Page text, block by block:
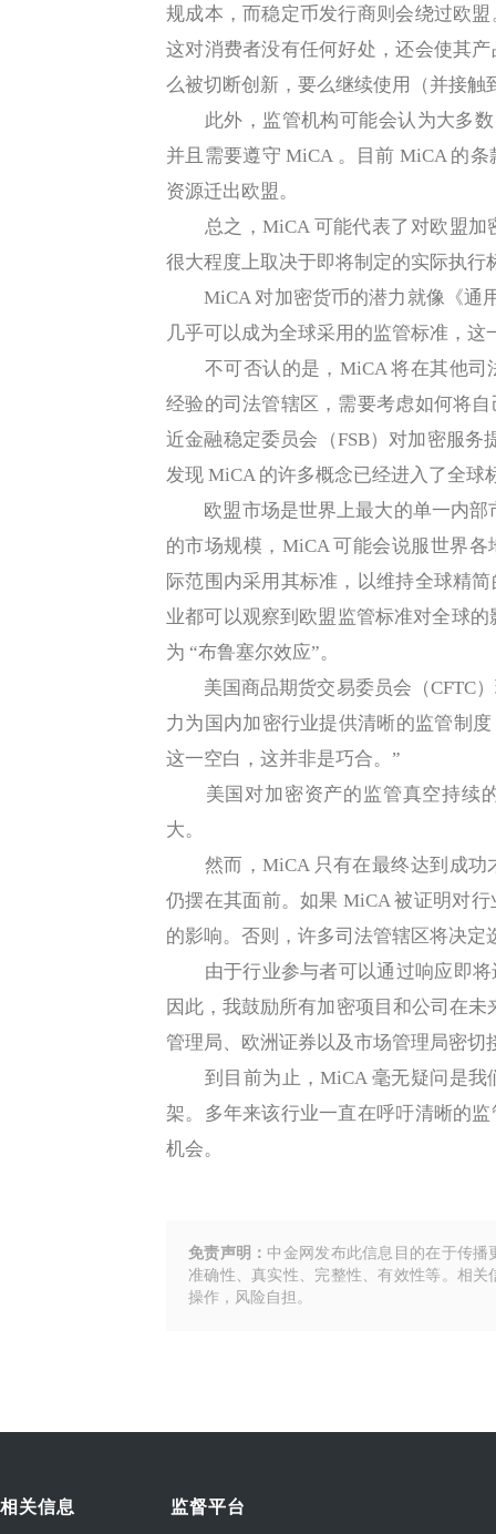
规成本，而稳定币发行商则会绕过欧
这对消费者没有任何好处，还会使其
么被切断创新，要么继续使用（并接
此外，监管机构可能会认为大多数
并且需要遵守 MiCA 。目前 MiCA 的
资源迁出欧盟。
总之，MiCA 可能代表了对欧盟加
很大程度上取决于即将制定的实际执行
MiCA 对加密货币的潜力就像《通用
几乎可以成为全球采用的监管标准，
不可否认的是，MiCA 将在其他司
经验的司法管辖区，需要考虑如何将
近金融稳定委员会（FSB）对加密服务
发现 MiCA 的许多概念已经进入了全球
欧盟市场是世界上最大的单一内部
的市场规模，MiCA 可能会说服世界
际范围内采用其标准，以维持全球精
业都可以观察到欧盟监管标准对全球
为 “布鲁塞尔效应”。
美国商品期货交易委员会（CFTC）
力为国内加密行业提供清晰的监管制
这一空白，这并非是巧合。”
美国对加密资产的监管真空持续的
大。
然而，MiCA 只有在最终达到成功
仍摆在其面前。如果 MiCA 被证明对
的影响。否则，许多司法管辖区将决
由于行业参与者可以通过响应即将
因此，我鼓励所有加密项目和公司在
管理局、欧洲证券以及市场管理局密切
到目前为止，MiCA 毫无疑问是我
架。多年来该行业一直在呼吁清晰的
机会。
免责声明： 中金网发布此信息目的在于传
准确性、真实性、完整性、有效性等。相
操作，风险自担。
相关信息 监督平台